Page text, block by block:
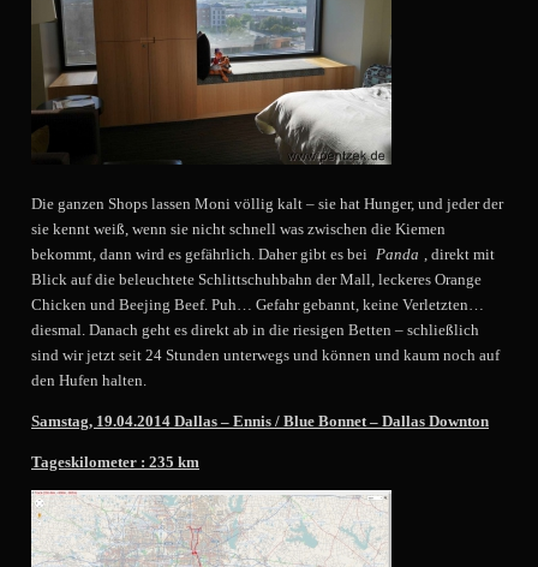
Die ganzen Shops lassen Moni völlig kalt – sie hat Hunger, und jeder der
sie kennt weiß, wenn sie nicht schnell was zwischen die Kiemen
bekommt, dann wird es gefährlich. Daher gibt es bei Panda
, direkt mit
Blick auf die beleuchtete Schlittschuhbahn der Mall, leckeres Orange
Chicken und Beejing Beef. Puh… Gefahr gebannt, keine Verletzten…
diesmal. Danach geht es direkt ab in die riesigen Betten – schließlich
sind wir jetzt seit 24 Stunden unterwegs und können und kaum noch auf
den Hufen halten.
Samstag, 19.04.2014 Dallas – Ennis / Blue Bonnet – Dallas Downton
Tageskilometer : 235 km